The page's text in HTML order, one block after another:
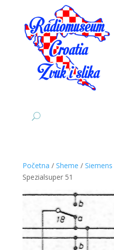
Početna / Sheme / Siemens
Spezialsuper 51